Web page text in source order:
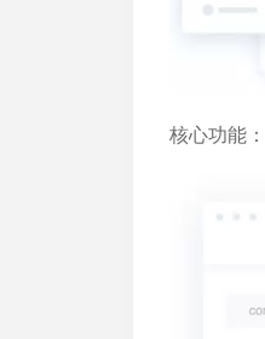
核心功能：